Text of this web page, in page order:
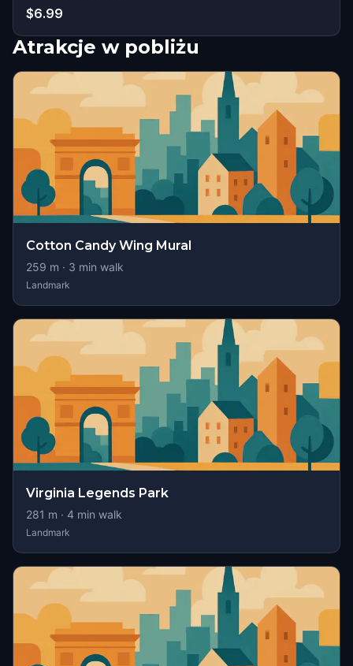
$6.99
Atrakcje w pobliżu
Cotton Candy Wing Mural
259 m · 3 min walk
Landmark
Virginia Legends Park
281 m · 4 min walk
Landmark